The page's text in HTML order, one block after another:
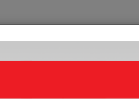
MOTOR HOME